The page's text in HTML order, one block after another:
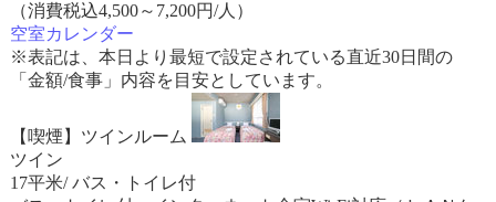
（消費税込4,500～7,200円/人）
空室カレンダー
※表記は、本日より最短で設定されている直近30日間の
「金額/食事」内容を目安としています。
【喫煙】ツインルーム
ツイン
17平米/ バス・トイレ付